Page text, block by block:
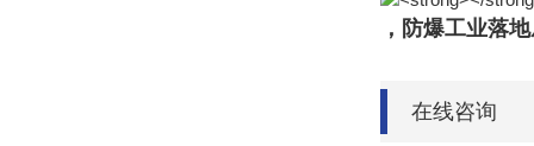
，防爆工业落
在线咨询